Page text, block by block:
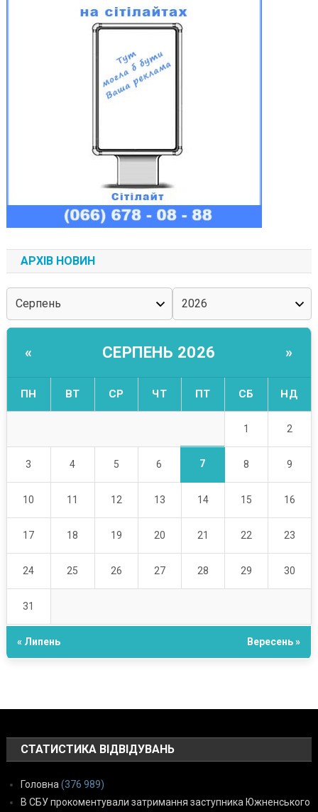
АРХІВ НОВИН
« СЕРПЕНЬ 2026 »
ПН ВТ СР ЧТ ПТ СБ НД
1 2
3 4 5 6 7 8 9
10 11 12 13 14 15 16
17 18 19 20 21 22 23
24 25 26 27 28 29 30
31
« Липень Вересень »
СТАТИСТИКА ВІДВІДУВАНЬ
Головна (376 989)
В СБУ прокоментували затримання заступника Южненського